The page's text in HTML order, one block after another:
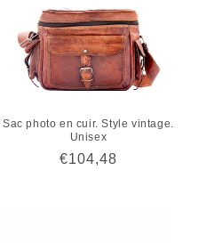
Sac photo en cuir. Style vintage.
Unisex
Prix
€104,48